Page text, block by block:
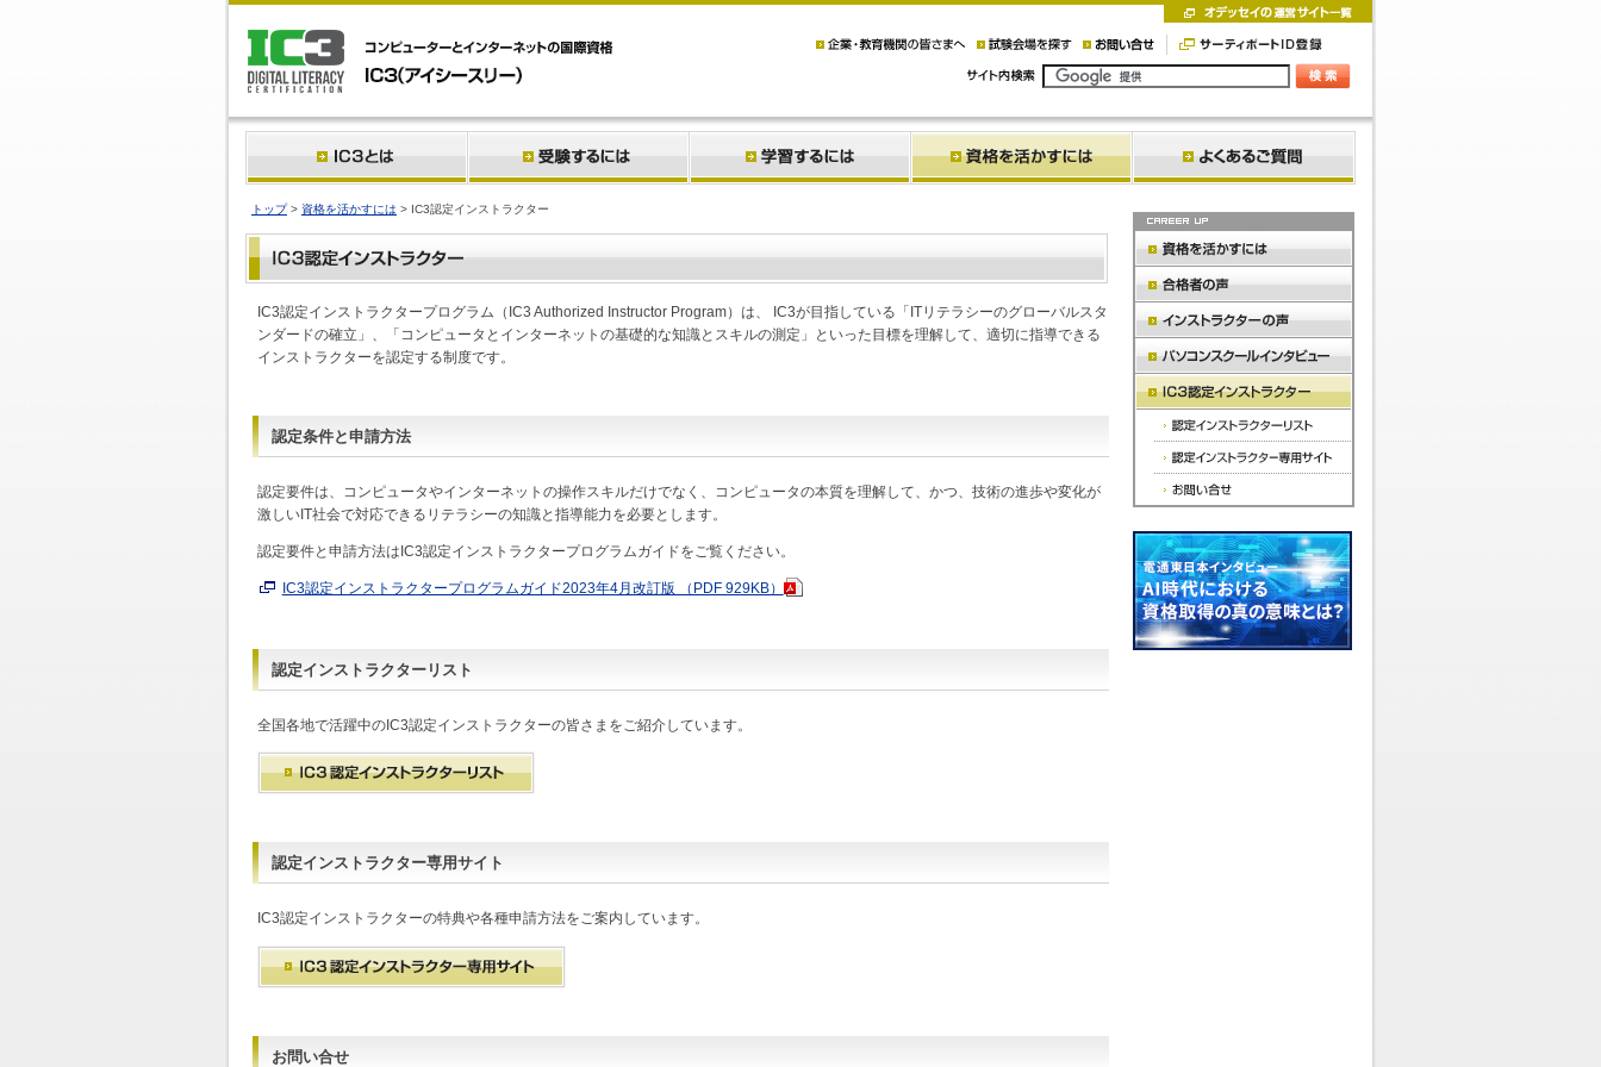
トップ> 資格を活かすには > IC3認定インストラクター
IC3認定インストラクタープログラム（IC3 Authorized Instructor Program）は、 IC3が目指している「ITリテラシーのグローバルスタ
ンダードの確立」、「コンピュータとインターネットの基礎的な知識とスキルの測定」といった目標を理解して、適切に指導できる
インストラクターを認定する制度です。
認定条件と申請方法
認定要件は、コンピュータやインターネットの操作スキルだけでなく、コンピュータの本質を理解して、かつ、技術の進歩や変化が
激しいIT社会で対応できるリテラシーの知識と指導能力を必要とします。
認定要件と申請方法はIC3認定インストラクタープログラムガイドをご覧ください。
IC3認定インストラクタープログラムガイド2023年4月改訂版 （PDF 929KB）
認定インストラクターリスト
全国各地で活躍中のIC3認定インストラクターの皆さまをご紹介しています。
認定インストラクター専用サイト
IC3認定インストラクターの特典や各種申請方法をご案内しています。
お問い合せ